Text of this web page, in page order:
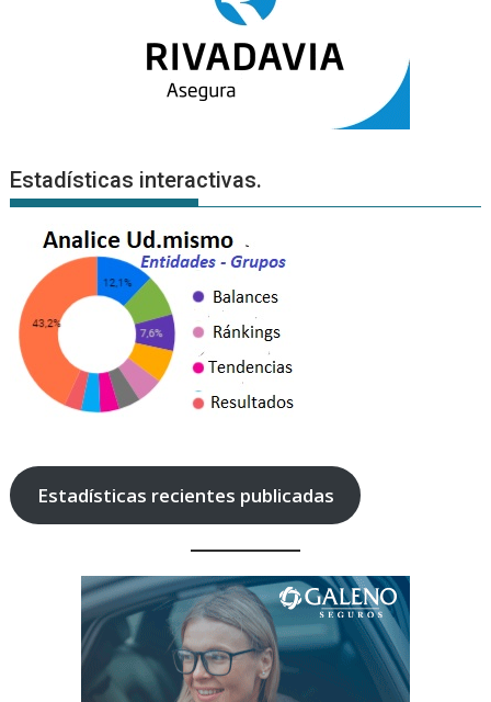
Estadísticas interactivas.
Estadísticas recientes publicadas